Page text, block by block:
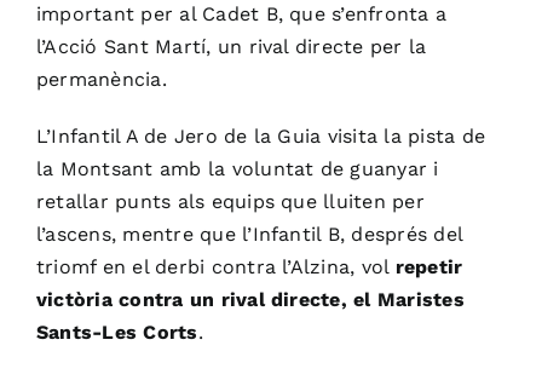
important per al Cadet B, que s’enfronta a
l’Acció Sant Martí, un rival directe per la
permanència.
L’Infantil A de Jero de la Guia visita la pista de
la Montsant amb la voluntat de guanyar i
retallar punts als equips que lluiten per
l’ascens, mentre que l’Infantil B, després del
triomf en el derbi contra l’Alzina, vol repetir
victòria contra un rival directe, el Maristes
Sants-Les Corts.